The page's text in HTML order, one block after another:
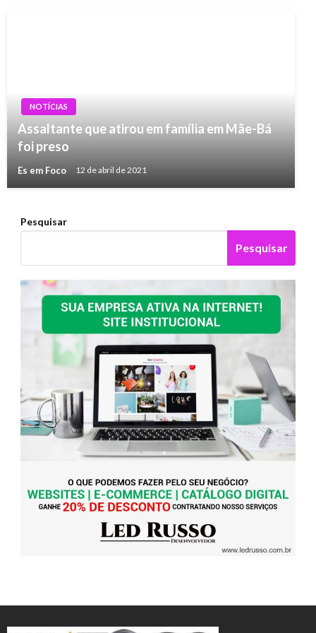
NOTÍCIAS
Assaltante que atirou em família em Mãe-Bá
foi preso
Es em Foco 12 de abril de 2021
Pesquisar
Pesquisar